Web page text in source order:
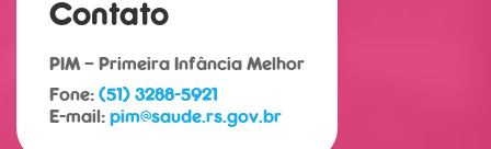
Contato
PIM – Primeira Infância Melhor
Fone: (51) 3288-5921
E-mail: pim@saude.rs.gov.br